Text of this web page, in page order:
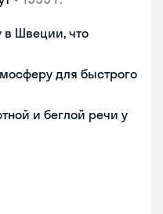
в Швеции, что
для быстрого
и беглой речи у